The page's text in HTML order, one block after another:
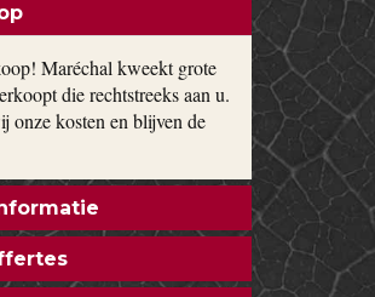
Maréchal kweekt grote
die rechtstreeks aan u.
onze kosten en blijven de